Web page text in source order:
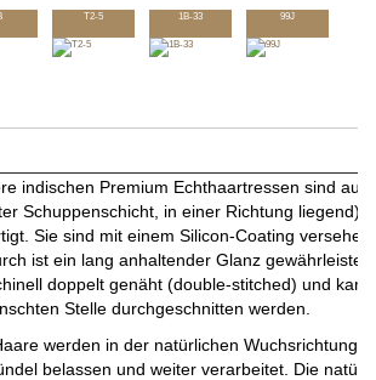
T2-5 1B-33 99J
indischen Premium Echthaartressen sind aus
Schuppenschicht, in einer Richtung liegend)
Sie sind mit einem Silicon-Coating versehen.
ist ein lang anhaltender Glanz
doppelt genäht (double-stitched) und
Stelle durchgeschnitten werden.
werden in der natürlichen Wuchsrichtung
belassen und weiter verarbeitet. Die